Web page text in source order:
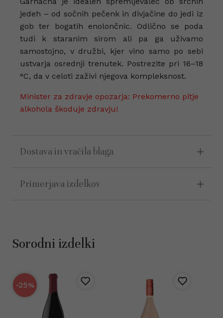
jedeh – od sočnih pečenk in divjačine do jedi iz
gob ter bogatih enolončnic. Odlično se poda
tudi k staranim sirom ali pa ga uživamo
samostojno, v družbi, kjer vino samo po sebi
ustvarja osrednji trenutek. Postrezite pri 16–18
°C, da v celoti zaživi njegova kompleksnost.
Minister za zdravje opozarja: Prekomerno pitje
alkohola škoduje zdravju!
Dostava in vračila blaga
Primerjava izdelkov
Sorodni izdelki
-25%